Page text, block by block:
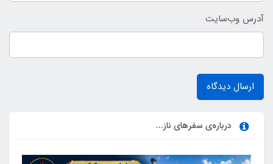
آدرس وب‌سایت
ارسال دیدگاه
درباره‌ی سفرهای ناز...